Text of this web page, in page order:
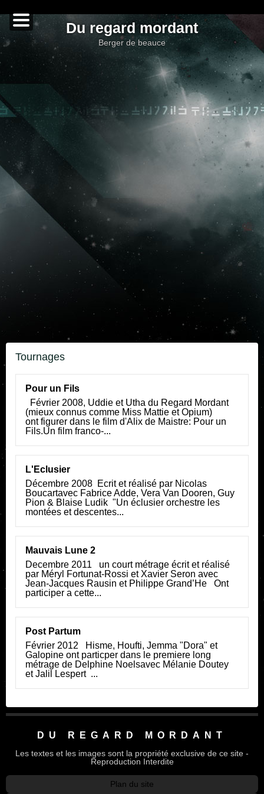
Du regard mordant
berger de beauce
Tournages
Pour un Fils
Février 2008, Uddie et Utha du Regard Mordant
(mieux connus comme Miss Mattie et Opium)
ont figurer dans le film d'Alix de Maistre: Pour un
Fils.Un film franco-...
L'Eclusier
Décembre 2008 Ecrit et réalisé par Nicolas
Boucartavec Fabrice Adde, Vera Van Dooren, Guy
Pion & Blaise Ludik "Un éclusier orchestre les
montées et descentes...
Mauvais Lune 2
Decembre 2011 un court métrage écrit et réalisé
par Méryl Fortunat-Rossi et Xavier Seron avec
Jean-Jacques Rausin et Philippe Grand’He Ont
participer a cette...
Post Partum
Février 2012 Hisme, Houfti, Jemma "Dora" et
Galopine ont particper dans le premiere long
métrage de Delphine Noelsavec Mélanie Doutey
et Jalil Lespert ...
DU REGARD MORDANT
Les textes et les images sont la propriété exclusive de ce site -
Reproduction Interdite
Plan du site